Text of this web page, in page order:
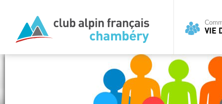
VIE